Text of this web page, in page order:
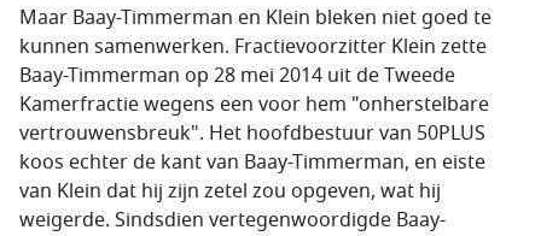
Maar Baay-Timmerman en Klein bleken niet goed te
kunnen samenwerken. Fractievoorzitter Klein zette
Baay-Timmerman op 28 mei 2014 uit de Tweede
Kamerfractie wegens een voor hem "onherstelbare
vertrouwensbreuk". Het hoofdbestuur van 50PLUS
koos echter de kant van Baay-Timmerman, en eiste
van Klein dat hij zijn zetel zou opgeven, wat hij
weigerde. Sindsdien vertegenwoordigde Baay-